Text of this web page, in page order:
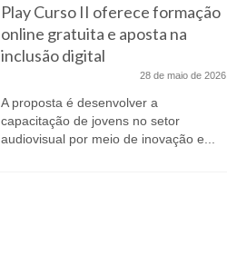
Play Curso II oferece formação
online gratuita e aposta na
inclusão digital
28 de maio de 2026
A proposta é desenvolver a
capacitação de jovens no setor
audiovisual por meio de inovação e...